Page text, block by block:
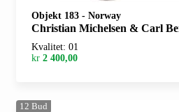
Objekt 183 - Norway
Christian Michelsen & Carl Berner.
Kvalitet: 01
kr 2 400,00
12 Bud